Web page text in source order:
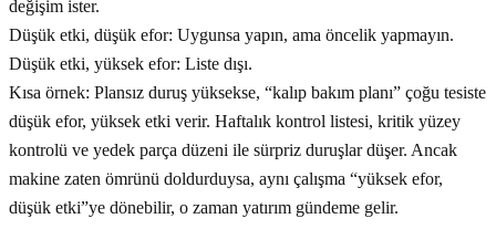
değişim ister.
Düşük etki, düşük efor: Uygunsa yapın, ama öncelik yapmayın.
Düşük etki, yüksek efor: Liste dışı.
Kısa örnek: Plansız duruş yüksekse, “kalıp bakım planı” çoğu tesiste
düşük efor, yüksek etki verir. Haftalık kontrol listesi, kritik yüzey
kontrolü ve yedek parça düzeni ile sürpriz duruşlar düşer. Ancak
makine zaten ömrünü doldurduysa, aynı çalışma “yüksek efor,
düşük etki”ye dönebilir, o zaman yatırım gündeme gelir.